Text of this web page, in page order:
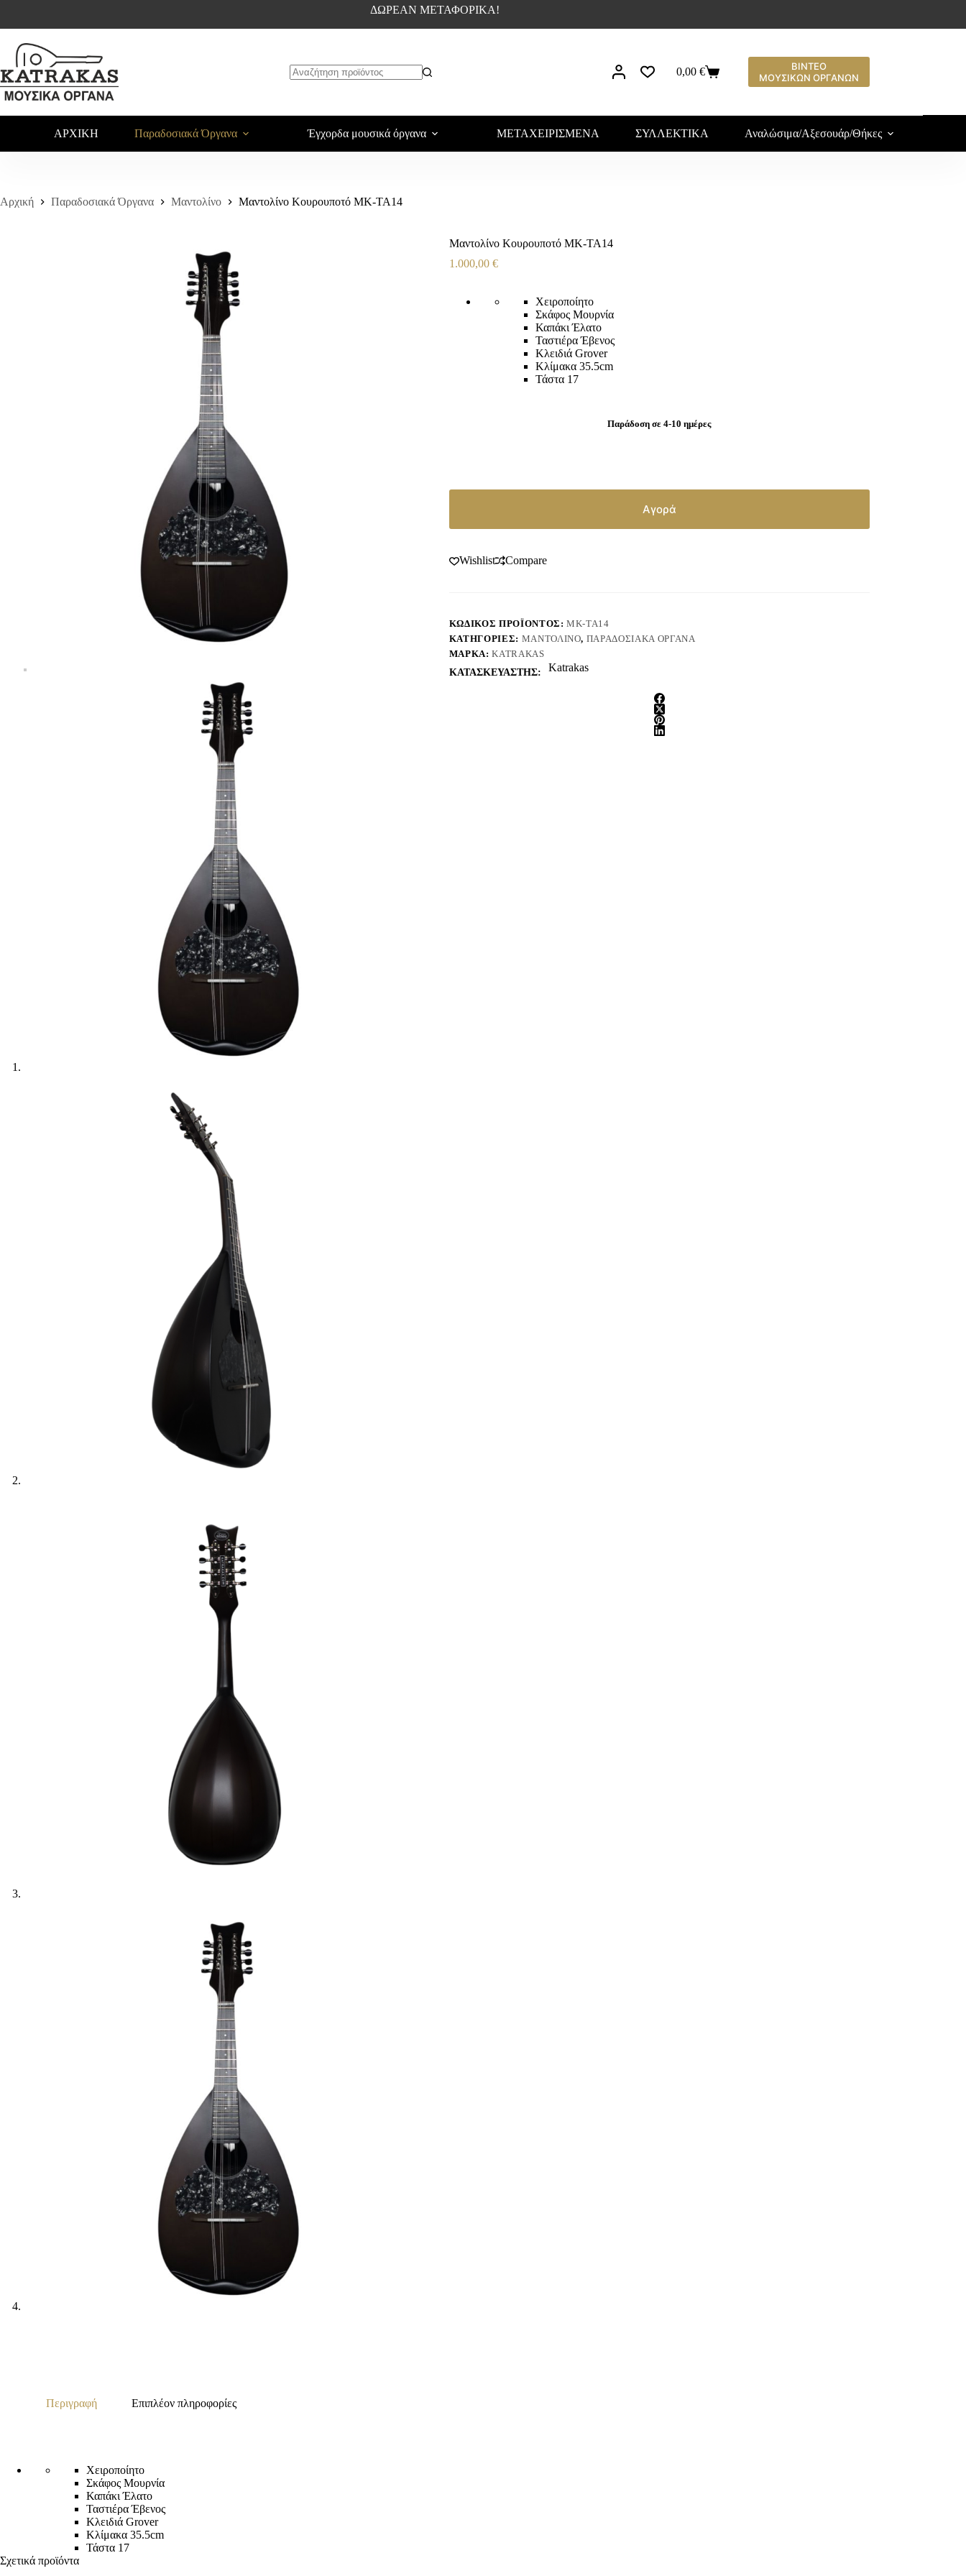
ΔΩΡΕΑΝ ΜΕΤΑΦΟΡΙΚΑ!
0,00 €
ΒΙΝΤΕΟ
ΜΟΥΣΙΚΩΝ ΟΡΓΑΝΩΝ
ΑΡΧΙΚΗ Παραδοσιακά Όργανα Έγχορδα μουσικά όργανα ΜΕΤΑΧΕΙΡΙΣΜΕΝΑ ΣΥΛΛΕΚΤΙΚΑ Αναλώσιμα/Αξεσουάρ/Θήκες
Αρχική Παραδοσιακά Όργανα Μαντολίνο Μαντολίνο Κουρουποτό ΜΚ-ΤΑ14
Μαντολίνο Κουρουποτό ΜΚ-ΤΑ14
1.000,00 €
Χειροποίητο
Σκάφος Μουρνία
Καπάκι Έλατο
Ταστιέρα Έβενος
Κλειδιά Grover
Κλίμακα 35.5cm
Τάστα 17
Παράδοση σε 4-10 ημέρες
Αγορά
Wishlist Compare
ΚΩΔΙΚΌΣ ΠΡΟΪΌΝΤΟΣ:ΜΚ-ΤΑ14
ΚΑΤΗΓΟΡΊΕΣ: ΜΑΝΤΟΛΊΝΟ, ΠΑΡΑΔΟΣΙΑΚΆ ΌΡΓΑΝΑ
ΜΆΡΚΑ:KATRAKAS
ΚΑΤΑΣΚΕΥΑΣΤΗΣ:
Katrakas
Περιγραφή Επιπλέον πληροφορίες
Χειροποίητο
Σκάφος Μουρνία
Καπάκι Έλατο
Ταστιέρα Έβενος
Κλειδιά Grover
Κλίμακα 35.5cm
Τάστα 17
Σχετικά προϊόντα